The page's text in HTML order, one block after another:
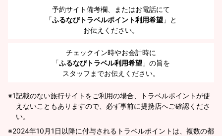
予約サイト備考欄、またはお電話にて
「ふるなびトラベルポイント利用希望 」と
お伝えください。
チェックイン時やお会計時に
「ふるなびトラベル利用希望 」の旨を
スタッフまでお伝えください。
※1記載のない旅行サイトをご利用の場合、トラベルポイントが使
えないこともありますので、必ず事前に提携店へご確認くださ
い。
2024年10月1日以降に付与されるトラベルポイントは、複数の都